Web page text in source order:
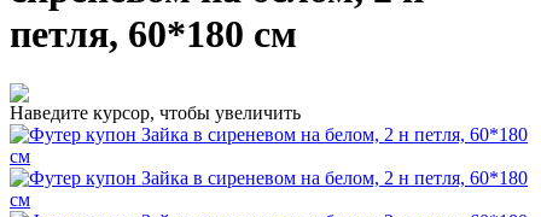
петля, 60*180 см
Наведите курсор, чтобы увеличить